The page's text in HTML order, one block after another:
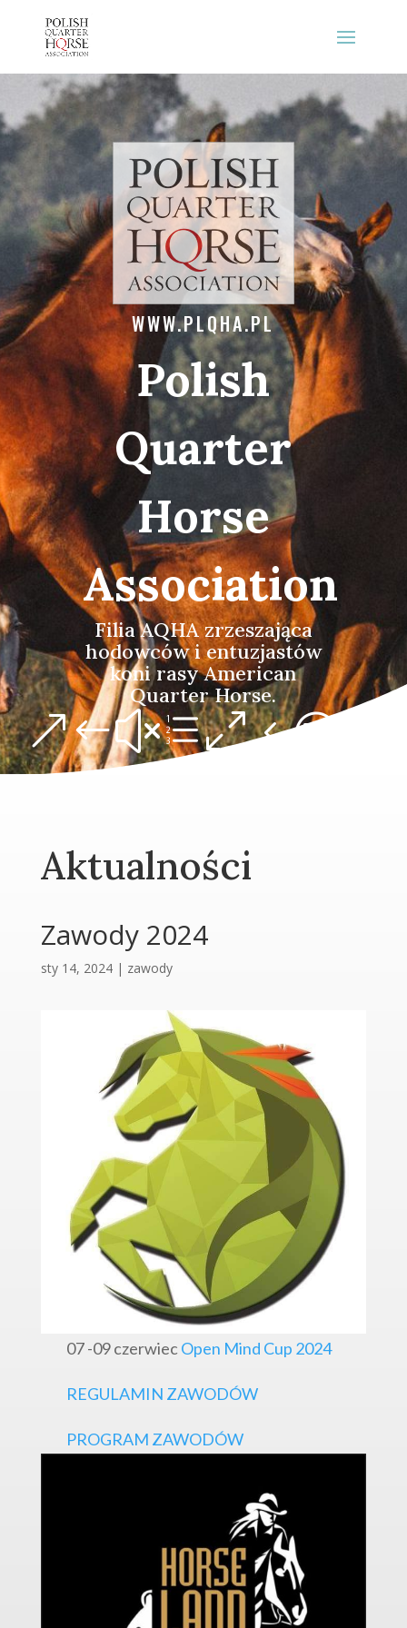
WWW.PLQHA.PL
Polish
Quarter
Horse
Association
Filia AQHA zrzeszająca
hodowców i entuzjastów
koni rasy American
Quarter Horse.
&#xe04c;
Aktualności
Zawody 2024
sty 14, 2024| zawody
07 -09 czerwiecOpen Mind Cup 2024
REGULAMIN ZAWODÓW
PROGRAM ZAWODÓW